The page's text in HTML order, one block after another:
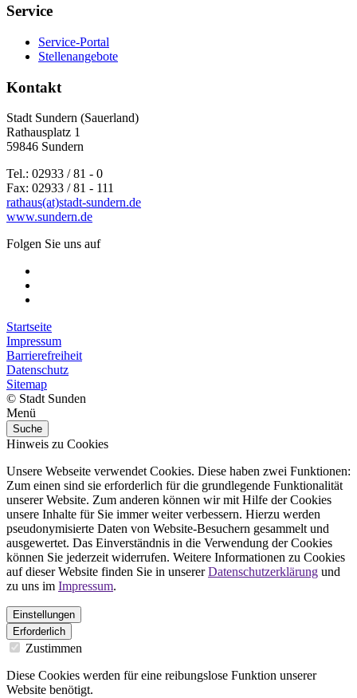
Service
Service-Portal
Stellenangebote
Kontakt
Stadt Sundern (Sauerland)
Rathausplatz 1
59846 Sundern
Tel.: 02933 / 81 - 0
Fax: 02933 / 81 - 111
rathaus(at)stadt-sundern.de
www.sundern.de
Folgen Sie uns auf
Startseite
Impressum
Barrierefreiheit
Datenschutz
Sitemap
© Stadt Sunden
Menü
Suche
Hinweis zu Cookies
Unsere Webseite verwendet Cookies. Diese haben zwei Funktionen:
Zum einen sind sie erforderlich für die grundlegende Funktionalität
unserer Website. Zum anderen können wir mit Hilfe der Cookies
unsere Inhalte für Sie immer weiter verbessern. Hierzu werden
pseudonymisierte Daten von Website-Besuchern gesammelt und
ausgewertet. Das Einverständnis in die Verwendung der Cookies
können Sie jederzeit widerrufen. Weitere Informationen zu Cookies
auf dieser Website finden Sie in unsererDatenschutzerklärung und
zu uns im Impressum.
Einstellungen
Erforderlich
Zustimmen
Diese Cookies werden für eine reibungslose Funktion unserer
Website benötigt.